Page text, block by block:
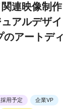
連映像制作
アルデザイ
アートディ
用予定
企業VP